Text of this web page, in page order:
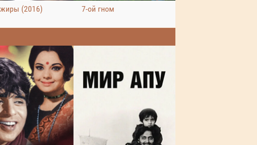
(2016) 7-ой гном